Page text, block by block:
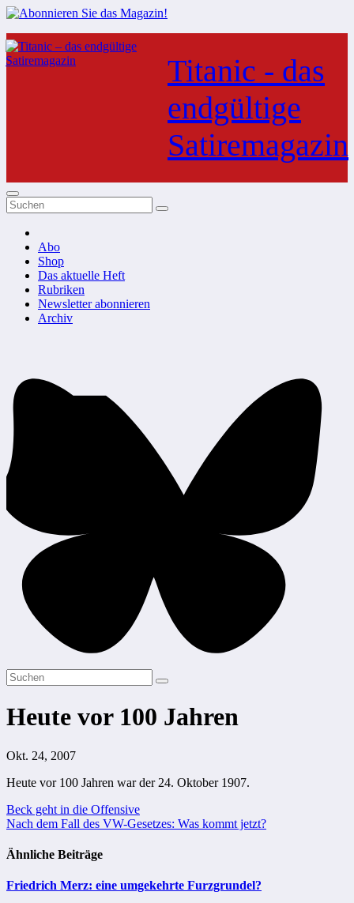
Zum
Inhalt
springen
Titanic - das
endgültige
Satiremagazin
Abo
Shop
Das aktuelle Heft
Rubriken
Newsletter abonnieren
Archiv
Heute vor 100 Jahren
Okt. 24, 2007
Heute vor 100 Jahren war der 24. Oktober 1907.
Beitragsnavigation
Beck geht in die Offensive
Nach dem Fall des VW-Gesetzes: Was kommt jetzt?
Ähnliche Beiträge
Friedrich Merz: eine umgekehrte Furzgrundel?